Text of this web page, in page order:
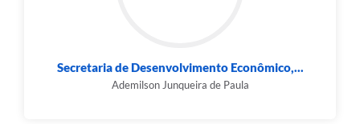
Secretaria de Desenvolvimento Econômico,...
Ademilson Junqueira de Paula